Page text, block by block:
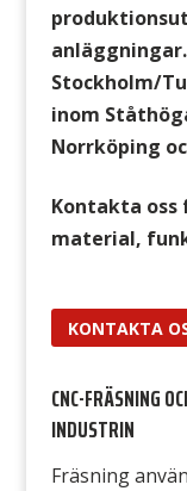
Stockholm/
inom
Norrköping
Kontakta
material,
KONTAKTA
CNC-FRÄSNING
INDUSTRIN
Fräsning